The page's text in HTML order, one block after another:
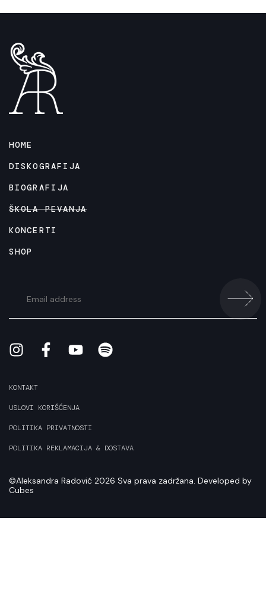
HOME
DISKOGRAFIJA
BIOGRAFIJA
ŠKOLA PEVANJA
KONCERTI
SHOP
KONTAKT
USLOVI KORIŠĆENJA
POLITIKA PRIVATNOSTI
POLITIKA REKLAMACIJA & DOSTAVA
©Aleksandra Radović 2026 Sva prava zadržana. Developed by
Cubes